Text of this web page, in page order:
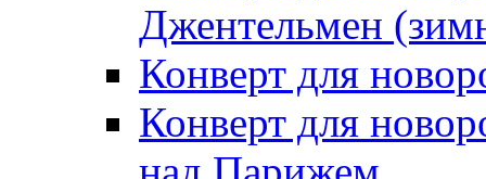
Джентельмен
Конверт для
Конверт для